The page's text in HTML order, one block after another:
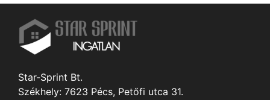
Star-Sprint Bt.
Székhely: 7623 Pécs, Petőfi utca 31.